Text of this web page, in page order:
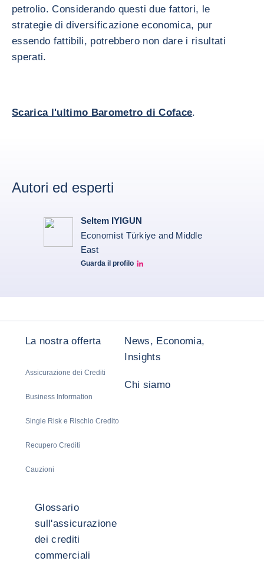
petrolio. Considerando questi due fattori, le
strategie di diversificazione economica, pur
essendo fattibili, potrebbero non dare i risultati
sperati.
Scarica l'ultimo Barometro di Coface.
Autori ed esperti
Seltem IYIGUN
Economist Türkiye and Middle
East
Guarda il profilo
Seltem Linkedin
La nostra offerta
Assicurazione dei Crediti
Business Information
Single Risk e Rischio Credito
Recupero Crediti
Cauzioni
News, Economia,
Insights
Chi siamo
Glossario
sull'assicurazione
dei crediti
commerciali